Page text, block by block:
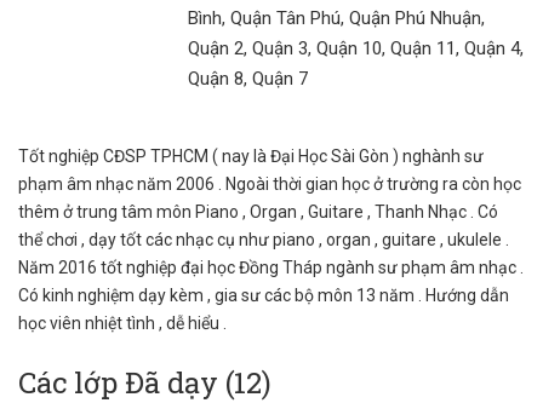
Bình, Quận Tân Phú, Quận Phú Nhuận,
Quận 2, Quận 3, Quận 10, Quận 11, Quận 4,
Quận 8, Quận 7
Tốt nghiệp CĐSP TPHCM ( nay là Đại Học Sài Gòn ) nghành sư
phạm âm nhạc năm 2006 . Ngoài thời gian học ở trường ra còn học
thêm ở trung tâm môn Piano , Organ , Guitare , Thanh Nhạc . Có
thể chơi , dạy tốt các nhạc cụ như piano , organ , guitare , ukulele .
Năm 2016 tốt nghiệp đại học Đồng Tháp ngành sư phạm âm nhạc .
Có kinh nghiệm dạy kèm , gia sư các bộ môn 13 năm . Hướng dẫn
học viên nhiệt tình , dễ hiểu .
Các lớp Đã dạy (12)